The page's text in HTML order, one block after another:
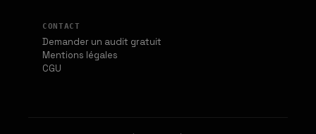
CONTACT
Demander un audit gratuit
Mentions légales
CGU